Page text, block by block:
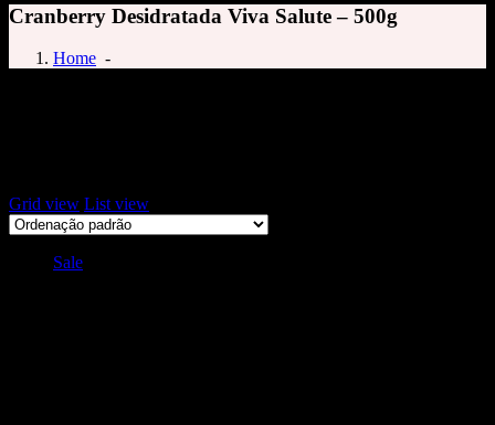
Cranberry Desidratada Viva Salute – 500g
Home -
Grid view List view
Sale